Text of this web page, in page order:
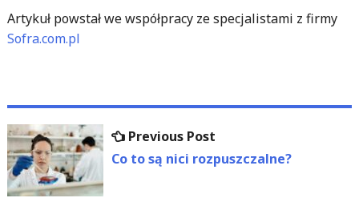
Artykuł powstał we współpracy ze specjalistami z firmy
Sofra.com.pl
Nawigacja
wpisu
Previous PostPrevious
post:
Co to są nici rozpuszczalne?